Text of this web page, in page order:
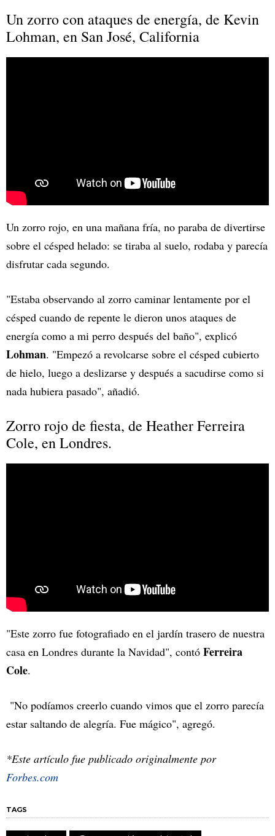
Un zorro con ataques de energía, de Kevin
Lohman, en San José, California
Un zorro rojo, en una mañana fría, no paraba de divertirse
sobre el césped helado: se tiraba al suelo, rodaba y parecía
disfrutar cada segundo.
"Estaba observando al zorro caminar lentamente por el
césped cuando de repente le dieron unos ataques de
energía como a mi perro después del baño", explicó
Lohman. "Empezó a revolcarse sobre el césped cubierto
de hielo, luego a deslizarse y después a sacudirse como si
nada hubiera pasado", añadió.
Zorro rojo de fiesta, de Heather Ferreira
Cole, en Londres.
"Este zorro fue fotografiado en el jardín trasero de nuestra
casa en Londres durante la Navidad", contó Ferreira
Cole.
"No podíamos creerlo cuando vimos que el zorro parecía
estar saltando de alegría. Fue mágico", agregó.
*Este artículo fue publicado originalmente por
Forbes.com
TAGS